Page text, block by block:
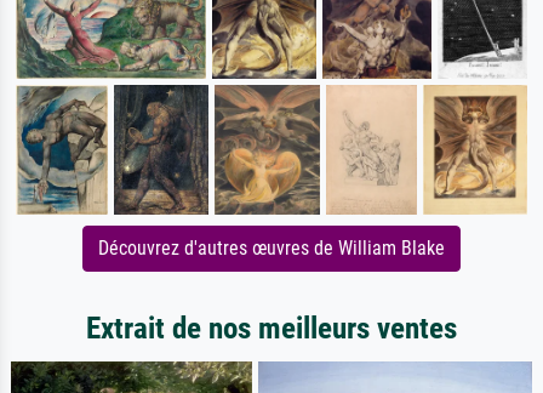
Découvrez d'autres œuvres de William Blake
Extrait de nos meilleurs ventes